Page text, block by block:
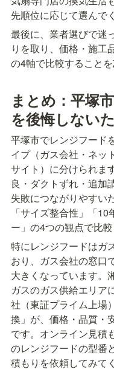
先順位に応じて選んで
最後に、業者選びで迷
りを取り、価格・施工
の4軸で比較することを
まとめ：平塚
を後悔しない
平塚市でレンジフード
イプ（ガス会社・ネッ
サイト）に分けられま
良・ダクトずれ・追加
失敗につながりやすい
「サイズ整合性」「
ー」の4つの観点で比較
特にレンジフードはガ
おり、ガス会社の窓口
大きくなっています。
ガスのガス供給エリア
社（東証プライム上場
換」が、価格・品質・
です。オンライン見積
のレンジフードの型番
積もりを依頼してみて